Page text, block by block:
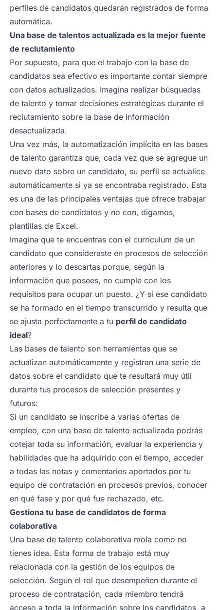
perfiles de candidatos quedarán registrados de forma
automática.
Una base de talentos actualizada es la mejor fuente
de reclutamiento
Por supuesto, para que el trabajo con la base de
candidatos sea efectivo es importante contar siempre
con datos actualizados. Imagina realizar búsquedas
de talento y tomar decisiones estratégicas durante el
reclutamiento sobre la base de información
desactualizada.
Una vez más, la automatización implícita en las bases
de talento garantiza que, cada vez que se agregue un
nuevo dato sobre un candidato, su perfil se actualice
automáticamente si ya se encontraba registrado. Esta
es una de las principales ventajas que ofrece trabajar
con bases de candidatos y no con, digamos,
plantillas de Excel.
Imagina que te encuentras con el currículum de un
candidato que consideraste en procesos de selección
anteriores y lo descartas porque, según la
información que posees, no cumple con los
requisitos para ocupar un puesto. ¿Y si ese candidato
se ha formado en el tiempo transcurrido y resulta que
se ajusta perfectamente a tu perfil de candidato
ideal?
Las bases de talento son herramientas que se
actualizan automáticamente y registran una serie de
datos sobre el candidato que te resultará muy útil
durante tus procesos de selección presentes y
futuros:
Si un candidato se inscribe a varias ofertas de
empleo, con una base de talento actualizada podrás
cotejar toda su información, evaluar la experiencia y
habilidades que ha adquirido con el tiempo, acceder
a todas las notas y comentarios aportados por tu
equipo de contratación en procesos previos, conocer
en qué fase y por qué fue rechazado, etc.
Gestiona tu base de candidatos de forma
colaborativa
Una base de talento colaborativa mola como no
tienes idea. Esta forma de trabajo está muy
relacionada con la gestión de los equipos de
selección. Según el rol que desempeñen durante el
proceso de contratación, cada miembro tendrá
acceso a toda la información sobre los candidatos, a